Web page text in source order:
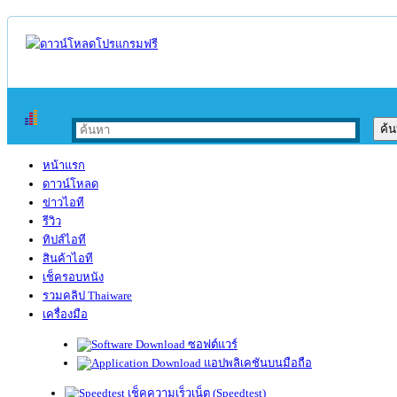
หน้าแรก
ดาวน์โหลด
ข่าวไอที
รีวิว
ทิปส์ไอที
สินค้าไอที
เช็ครอบหนัง
รวมคลิป Thaiware
เครื่องมือ
ซอฟต์แวร์
แอปพลิเคชันบนมือถือ
เช็คความเร็วเน็ต (Speedtest)